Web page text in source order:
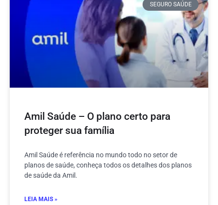
SEGURO SAÚDE
Amil Saúde – O plano certo para
proteger sua família
Amil Saúde é referência no mundo todo no setor de
planos de saúde, conheça todos os detalhes dos planos
de saúde da Amil.
LEIA MAIS »